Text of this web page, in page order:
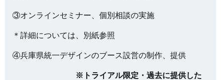
③オンラインセミナー、個別相談の実施
＊詳細については、別紙参照
④兵庫県統一デザインのブース設営の制作、提供
※トライアル限定・過去に提供した